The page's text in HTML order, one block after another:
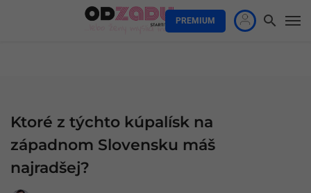
PREMIUM
Ktoré z týchto kúpalísk na
západnom Slovensku máš
najradšej?